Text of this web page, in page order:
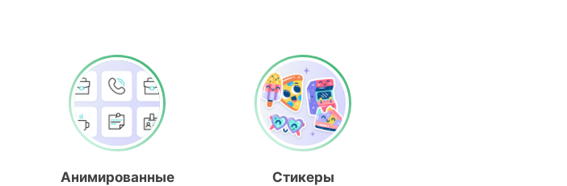
Анимированные
Стикеры